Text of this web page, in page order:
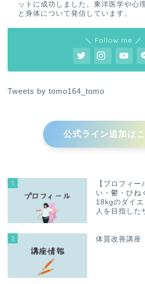
ットに成功しました。東洋医学や心
と身体について発信しています。
＼ Follow me ／
Tweets by tomo164_tomo
公式ライン追加は
1
【プロフィ
い・鬱・ひね
18kgのダイ
人を目指した
2 体質改善講座